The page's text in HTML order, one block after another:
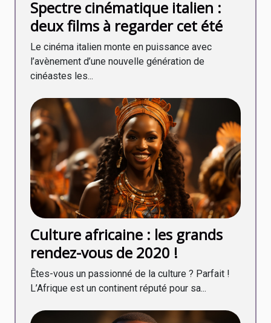
Spectre cinématique italien :
deux films à regarder cet été
Le cinéma italien monte en puissance avec
l’avènement d’une nouvelle génération de
cinéastes les...
Culture africaine : les grands
rendez-vous de 2020 !
Êtes-vous un passionné de la culture ? Parfait !
L’Afrique est un continent réputé pour sa...